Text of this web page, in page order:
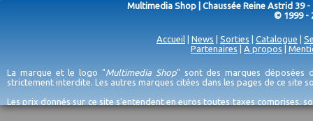
Multimedia Shop | Chaussée Reine Astrid 39 -
© 1999 -
Accueil News Sorties Catalogue
Partenaires
A propos
La marque et le logo "Multimedia Shop" sont des marques déposées
strictement interdite. Les autres marques citées dans les pages de ce site
Les prix donnés sur ce site s'entendent en euros toutes taxes comprises,
erreurs d'encodage, et sauf épuisement du stock et/ou impossibilité de